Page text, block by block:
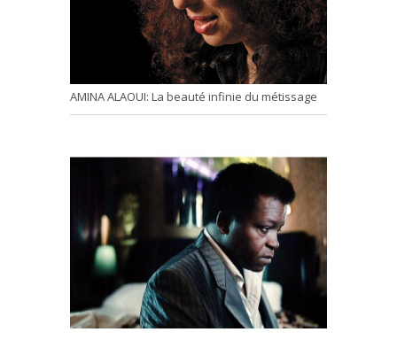
AMINA ALAOUI: La beauté infinie du métissage